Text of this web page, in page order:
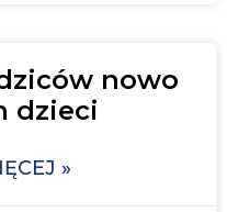
nowo
dzieci
»